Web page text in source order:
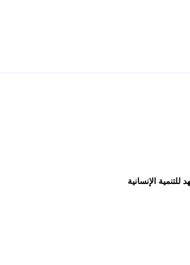
الإنسانية